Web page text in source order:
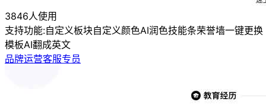
3846人使用
支持功能:自定义板块自定义颜色AI润色技能条荣誉墙一键更换
模板AI翻成英文
品牌运营客服专员